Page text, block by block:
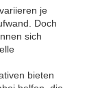
je
Doch
sich
bieten